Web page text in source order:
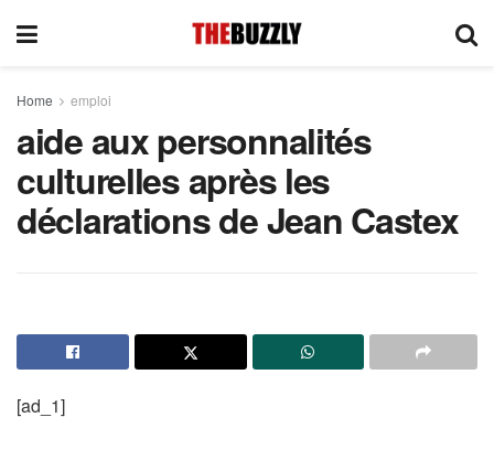
Home emploi
aide aux personnalités
culturelles après les
déclarations de Jean Castex
[ad_1]